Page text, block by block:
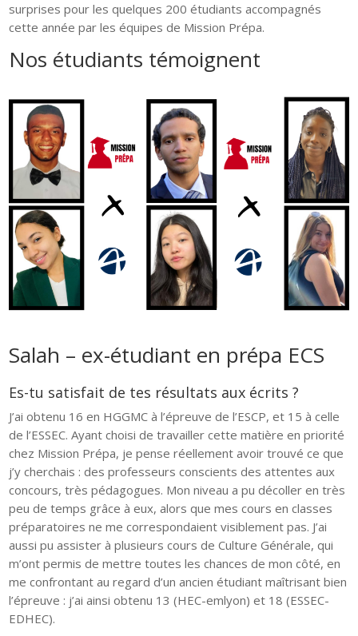
surprises pour les quelques 200 étudiants accompagnés
cette année par les équipes de Mission Prépa.
Nos étudiants témoignent
Salah – ex-étudiant en prépa ECS
Es-tu satisfait de tes résultats aux écrits ?
J’ai obtenu 16 en HGGMC à l’épreuve de l’ESCP, et 15 à celle
de l’ESSEC. Ayant choisi de travailler cette matière en priorité
chez Mission Prépa, je pense réellement avoir trouvé ce que
j’y cherchais : des professeurs conscients des attentes aux
concours, très pédagogues. Mon niveau a pu décoller en très
peu de temps grâce à eux, alors que mes cours en classes
préparatoires ne me correspondaient visiblement pas. J’ai
aussi pu assister à plusieurs cours de Culture Générale, qui
m’ont permis de mettre toutes les chances de mon côté, en
me confrontant au regard d’un ancien étudiant maîtrisant bien
l’épreuve : j’ai ainsi obtenu 13 (HEC-emlyon) et 18 (ESSEC-
EDHEC).